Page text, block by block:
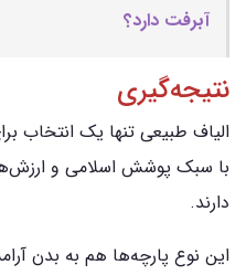
آبرفت دارد؟
نتیجه‌گیری
الیاف طبیعی تنها یک انتخاب
با سبک پوشش اسلامی و
دارند.
این نوع پارچه‌ها هم به بدن